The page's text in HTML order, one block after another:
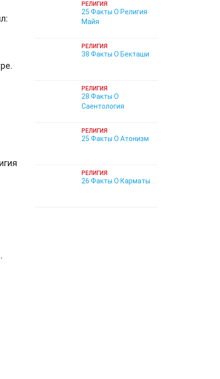
РЕЛИГИЯ
25 Факты О Религия
Майя
РЕЛИГИЯ
38 Факты О Бекташи
РЕЛИГИЯ
28 Факты О
Саентология
РЕЛИГИЯ
25 Факты О Атонизм
РЕЛИГИЯ
26 Факты О Карматы